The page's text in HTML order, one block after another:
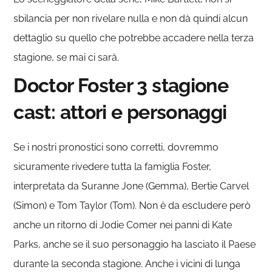
sbilancia per non rivelare nulla e non dà quindi alcun
dettaglio su quello che potrebbe accadere nella terza
stagione, se mai ci sarà.
Doctor Foster 3 stagione
cast: attori e personaggi
Se i nostri pronostici sono corretti, dovremmo
sicuramente rivedere tutta la famiglia Foster,
interpretata da Suranne Jone (Gemma), Bertie Carvel
(Simon) e Tom Taylor (Tom). Non è da escludere però
anche un ritorno di Jodie Comer nei panni di Kate
Parks, anche se il suo personaggio ha lasciato il Paese
durante la seconda stagione.Anche i vicini di lunga